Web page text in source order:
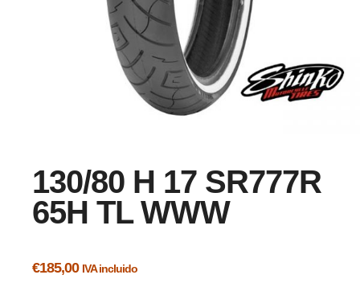
130/80 H 17 SR777R
65H TL WWW
€185,00 IVA incluido